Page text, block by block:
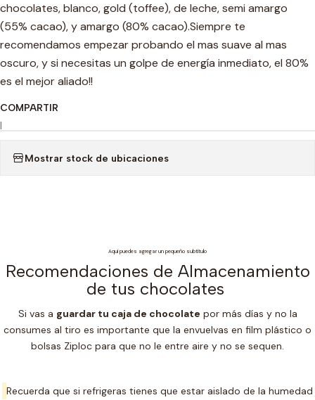
chocolates, blanco, gold (toffee), de leche, semi amargo
(55% cacao), y amargo (80% cacao).Siempre te
recomendamos empezar probando el mas suave al mas
oscuro, y si necesitas un golpe de energía inmediato, el 80%
es el mejor aliado!!
COMPARTIR
|
Mostrar stock de ubicaciones
Aquí puedes agregar un pequeño subtítulo
Recomendaciones de Almacenamiento
de tus chocolates
Si vas a guardar tu caja de chocolate por más días y no la
consumes al tiro es importante que la envuelvas en film plástico o
bolsas Ziploc para que no le entre aire y no se sequen.
Recuerda que si refrigeras tienes que estar aislado de la humedad